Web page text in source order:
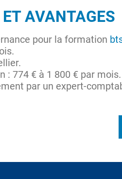
AVANTAGES
pour la formation
: 774 € à 1 800 € par mois.
par un expert-